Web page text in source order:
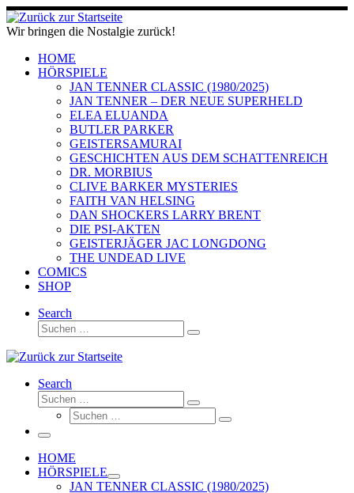
Zum
Inhalt
springen
Wir bringen die Nostalgie zurück!
HOME
HÖRSPIELE
JAN TENNER CLASSIC (1980/2025)
JAN TENNER – DER NEUE SUPERHELD
ELEA ELUANDA
BUTLER PARKER
GEISTERSAMURAI
GESCHICHTEN AUS DEM SCHATTENREICH
DR. MORBIUS
CLIVE BARKER MYSTERIES
FAITH VAN HELSING
DAN SHOCKERS LARRY BRENT
DIE PSI-AKTEN
GEISTERJÄGER JAC LONGDONG
THE UNDEAD LIVE
COMICS
SHOP
Search
Suche
Suchen …
Search
Suche
Suchen …
Suche
Suchen …
Menü
HOME
HÖRSPIELE
JAN TENNER CLASSIC (1980/2025)